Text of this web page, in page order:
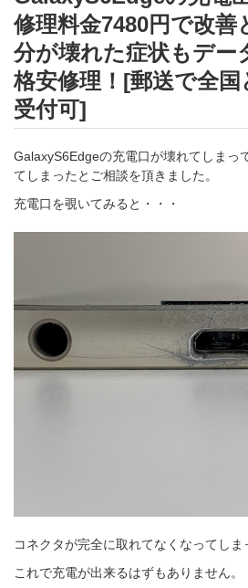
修理料金7480円で改善
分が壊れた症状もデー
格安修理！[郵送で全
受付可]
GalaxyS6Edgeの充電口が壊れてしまっ
てしまったとご相談を頂きました。
充電口を覗いてみると・・・
コネクタが完全に取れてなくなってしま
これで充電が出来るはずもありません。